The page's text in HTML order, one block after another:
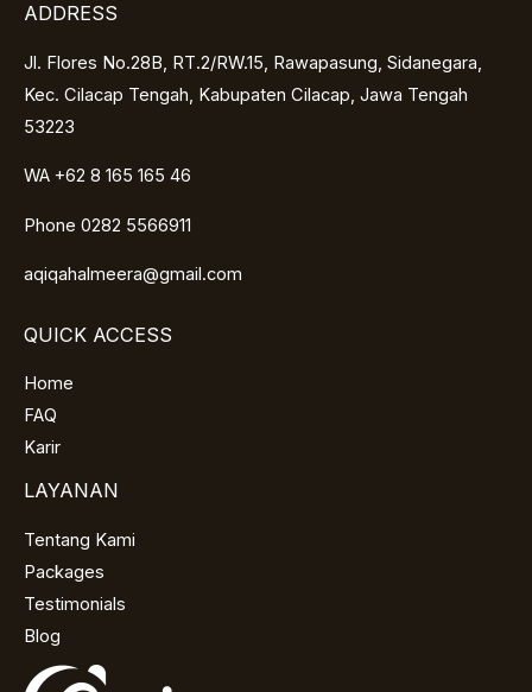
ADDRESS
Jl. Flores No.28B, RT.2/RW.15, Rawapasung, Sidanegara,
Kec. Cilacap Tengah, Kabupaten Cilacap, Jawa Tengah
53223
WA +62 8 165 165 46
Phone 0282 5566911
aqiqahalmeera@gmail.com
QUICK ACCESS
Home
FAQ
Karir
LAYANAN
Tentang Kami
Packages
Testimonials
Blog